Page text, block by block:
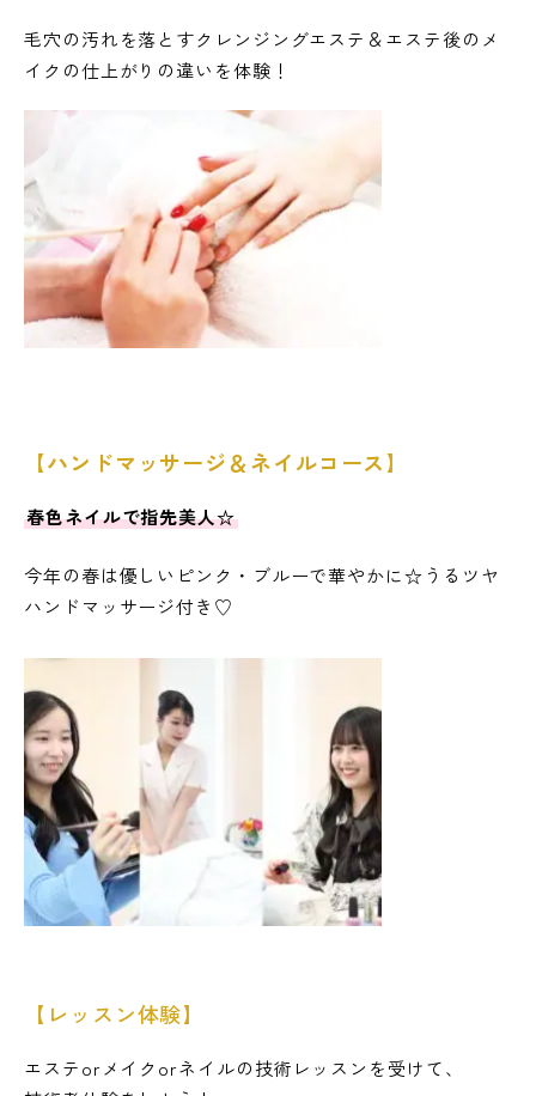
毛穴の汚れを落とすクレンジングエステ＆エステ後のメ
イクの仕上がりの違いを体験！
【ハンドマッサージ＆ネイルコース】
春色ネイルで指先美人☆
今年の春は優しいピンク・ブルーで華やかに☆うるツヤ
ハンドマッサージ付き♡
【レッスン体験】
エステorメイクorネイルの技術レッスンを受けて、